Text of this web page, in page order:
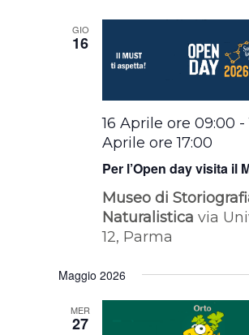
GIO
16
Per l’Open day visita il
16 Aprile ore 09:00 -
Aprile ore 17:00
Museo di
Naturalisticavia
12, Parma
Maggio 2026
MER
27